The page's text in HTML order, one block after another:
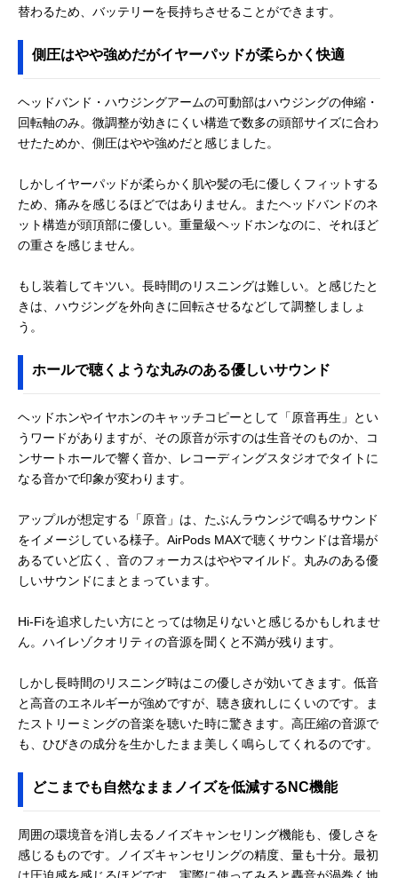
替わるため、バッテリーを長持ちさせることができます。
側圧はやや強めだがイヤーパッドが柔らかく快適
ヘッドバンド・ハウジングアームの可動部はハウジングの伸縮・
回転軸のみ。微調整が効きにくい構造で数多の頭部サイズに合わ
せたためか、側圧はやや強めだと感じました。
しかしイヤーパッドが柔らかく肌や髪の毛に優しくフィットする
ため、痛みを感じるほどではありません。またヘッドバンドのネ
ット構造が頭頂部に優しい。重量級ヘッドホンなのに、それほど
の重さを感じません。
もし装着してキツい。長時間のリスニングは難しい。と感じたと
きは、ハウジングを外向きに回転させるなどして調整しましょ
う。
ホールで聴くような丸みのある優しいサウンド
ヘッドホンやイヤホンのキャッチコピーとして「原音再生」とい
うワードがありますが、その原音が示すのは生音そのものか、コ
ンサートホールで響く音か、レコーディングスタジオでタイトに
なる音かで印象が変わります。
アップルが想定する「原音」は、たぶんラウンジで鳴るサウンド
をイメージしている様子。AirPods MAXで聴くサウンドは音場が
あるていど広く、音のフォーカスはややマイルド。丸みのある優
しいサウンドにまとまっています。
Hi-Fiを追求したい方にとっては物足りないと感じるかもしれませ
ん。ハイレゾクオリティの音源を聞くと不満が残ります。
しかし長時間のリスニング時はこの優しさが効いてきます。低音
と高音のエネルギーが強めですが、聴き疲れしにくいのです。ま
たストリーミングの音楽を聴いた時に驚きます。高圧縮の音源で
も、ひびきの成分を生かしたまま美しく鳴らしてくれるのです。
どこまでも自然なままノイズを低減するNC機能
周囲の環境音を消し去るノイズキャンセリング機能も、優しさを
感じるものです。ノイズキャンセリングの精度、量も十分。最初